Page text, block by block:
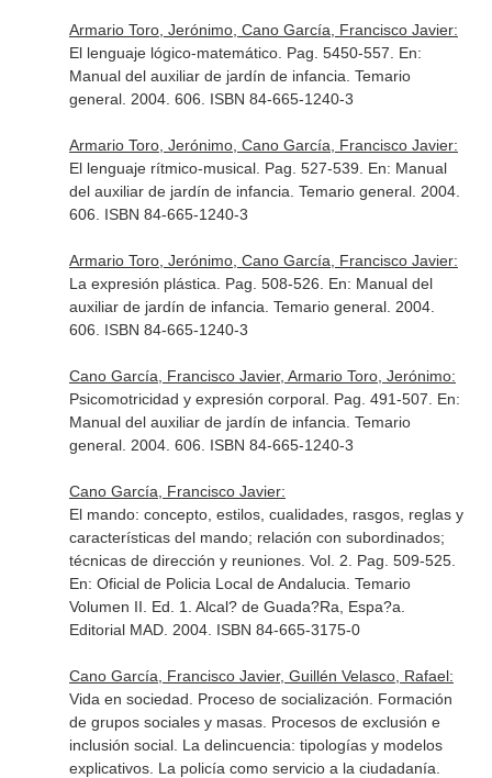
Armario Toro, Jerónimo, Cano García, Francisco Javier:
El lenguaje lógico-matemático. Pag. 5450-557. En:
Manual del auxiliar de jardín de infancia. Temario
general. 2004. 606. ISBN 84-665-1240-3
Armario Toro, Jerónimo, Cano García, Francisco Javier:
El lenguaje rítmico-musical. Pag. 527-539. En: Manual
del auxiliar de jardín de infancia. Temario general. 2004.
606. ISBN 84-665-1240-3
Armario Toro, Jerónimo, Cano García, Francisco Javier:
La expresión plástica. Pag. 508-526. En: Manual del
auxiliar de jardín de infancia. Temario general. 2004.
606. ISBN 84-665-1240-3
Cano García, Francisco Javier, Armario Toro, Jerónimo:
Psicomotricidad y expresión corporal. Pag. 491-507. En:
Manual del auxiliar de jardín de infancia. Temario
general. 2004. 606. ISBN 84-665-1240-3
Cano García, Francisco Javier:
El mando: concepto, estilos, cualidades, rasgos, reglas y
características del mando; relación con subordinados;
técnicas de dirección y reuniones. Vol. 2. Pag. 509-525.
En: Oficial de Policia Local de Andalucia. Temario
Volumen II . Ed. 1. Alcal? de Guada?Ra, Espa?a.
Editorial MAD. 2004. ISBN 84-665-3175-0
Cano García, Francisco Javier, Guillén Velasco, Rafael:
Vida en sociedad. Proceso de socialización. Formación
de grupos sociales y masas. Procesos de exclusión e
inclusión social. La delincuencia: tipologías y modelos
explicativos. La policía como servicio a la ciudadanía.